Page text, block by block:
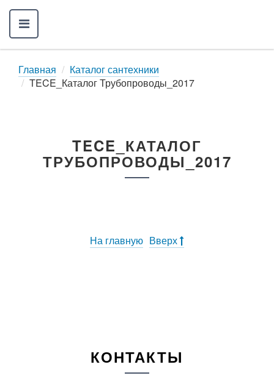
Главная
Каталог сантехники
TECE_Каталог Трубопроводы_2017
TECE_КАТАЛОГ
ТРУБОПРОВОДЫ_2017
На главную Вверх
КОНТАКТЫ